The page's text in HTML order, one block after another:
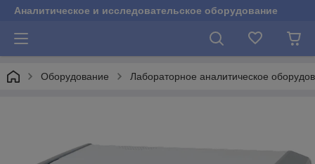
Аналитическое и исследовательское оборудование
Оборудование Лабораторное аналитическое